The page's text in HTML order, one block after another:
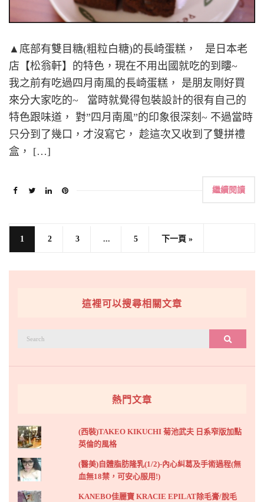
▲底部有雙目糖(粗粒白糖)的長崎蛋糕， 是日本老
店【松翁軒】的特色，現在不用出國就吃的到瞜~
我之前有吃過四月南風的長崎蛋糕， 是朋友剛好買
來分大家吃的~ 當時就覺得包裝設計的很有自己的
特色跟味道， 對”四月南風”的印象很深刻~ 不過當時
只分到了幾口，才沒寫它， 趁這次又收到了雙拼禮
盒， […]
繼續閱讀
1 2 3 ... 5 下一頁 »
這裡可以搜尋相關文章
搜尋
熱門文章
(西裝)TAKEO KIKUCHI 菊池武夫 日系窄版加點
英倫的風格
(醫美)自體脂肪隆乳(1/2)-內心糾葛及手術過程(無
血無18禁，可安心服用!)
KANEBO佳麗寶 KRACIE EPILAT除毛膏/脫毛